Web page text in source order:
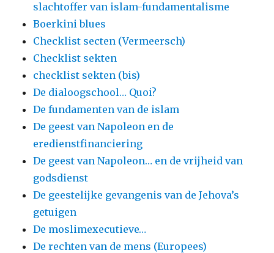
slachtoffer van islam-fundamentalisme
Boerkini blues
Checklist secten (Vermeersch)
Checklist sekten
checklist sekten (bis)
De dialoogschool… Quoi?
De fundamenten van de islam
De geest van Napoleon en de
eredienstfinanciering
De geest van Napoleon… en de vrijheid van
godsdienst
De geestelijke gevangenis van de Jehova’s
getuigen
De moslimexecutieve…
De rechten van de mens (Europees)